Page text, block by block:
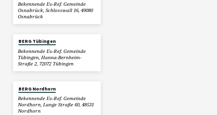
Bekennende Ev.-Ref. Gemeinde
Osnabrück, Schlosswall 16, 49080
Osnabrück
BERG Tübingen
Bekennende Ev.-Ref. Gemeinde
Tübingen, Hanna-Bernheim-
Straße 2, 72072 Tübingen
BERG Nordhorn
Bekennende Ev.-Ref. Gemeinde
Nordhorn, Lange Straße 60, 48531
Nordhorn